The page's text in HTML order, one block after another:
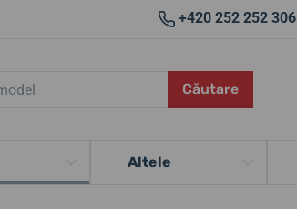
+420 252 252 306
Căutare
Altele